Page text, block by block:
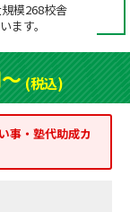
塾！
ら
模268校舎
ます。
(税込)
事・塾代助成カ